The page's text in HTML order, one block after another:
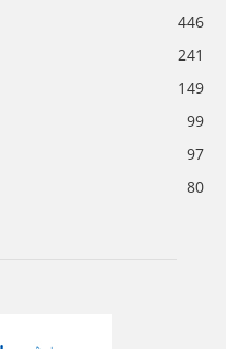
446
241
149
99
97
80